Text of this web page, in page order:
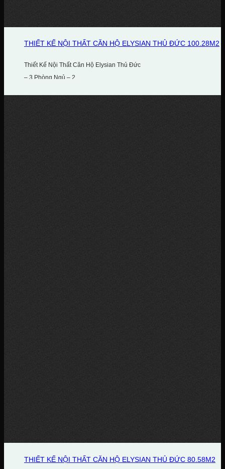
THIẾT KẾ NỘI THẤT CĂN HỘ ELYSIAN THỦ ĐỨC 100.28M2
Thiết Kế Nội Thất Căn Hộ Elysian Thủ Đức
– 3 Phòng Ngủ – 2...
THIẾT KẾ NỘI THẤT CĂN HỘ ELYSIAN THỦ ĐỨC 80.58M2